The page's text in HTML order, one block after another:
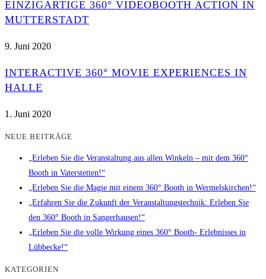
EINZIGARTIGE 360° VIDEOBOOTH ACTION IN
MUTTERSTADT
9. Juni 2020
INTERACTIVE 360° MOVIE EXPERIENCES IN
HALLE
1. Juni 2020
NEUE BEITRÄGE
„Erleben Sie die Veranstaltung aus allen Winkeln – mit dem 360°
Booth in Vaterstetten!“
„Erleben Sie die Magie mit einem 360° Booth in Wermelskirchen!“
„Erfahren Sie die Zukunft der Veranstaltungstechnik: Erleben Sie
den 360° Booth in Sangerhausen!“
„Erleben Sie die volle Wirkung eines 360° Booth- Erlebnisses in
Lübbecke!“
KATEGORIEN